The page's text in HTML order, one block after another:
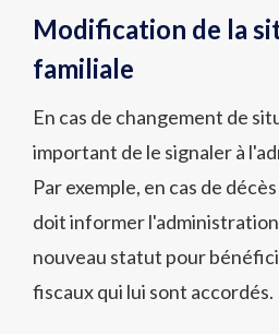
Modification de la
familiale
En cas de changement de
important de le signaler à
Par exemple, en cas de
doit informer
nouveau statut pour
fiscaux qui lui sont accordés.